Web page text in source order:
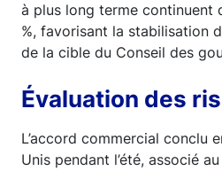
à plus long terme continuent
%, favorisant la stabilisation
de la cible du Conseil des
Évaluation des
L’accord commercial conclu
Unis pendant l’été, associé